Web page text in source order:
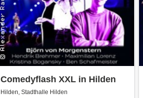
Comedyflash XXL in Hilden
Hilden, Stadthalle Hilden